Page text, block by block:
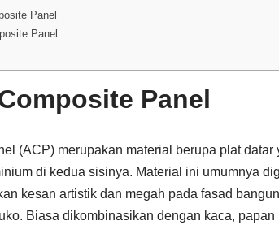
Panel
Panel
Panel
(ACP) merupakan material berupa plat
di kedua sisinya. Material ini umumnya
kesan artistik dan megah pada fasad
Biasa dikombinasikan dengan kaca,